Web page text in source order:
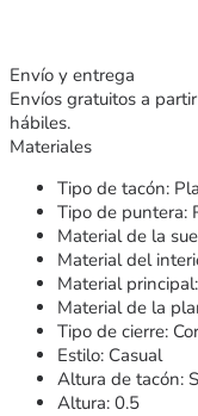
Envío y entrega
Envíos gratuitos a
hábiles.
Materiales
Tipo de tacón:
Tipo de puntera:
Material de la
Material del
Material
Material de la
Tipo de cierre:
Estilo: Casual
Altura de tacón:
Altura: 0.5